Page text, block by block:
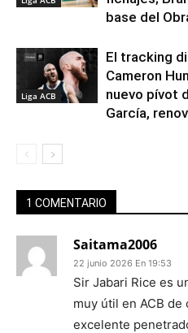
base del
Liga ACB
El tracking
Cameron
nuevo pívot
García,
1 COMENTARIO
Saitama2006
22 junio 2026 En 19:53
Sir Jabari Rice es
muy útil en ACB de
excelente